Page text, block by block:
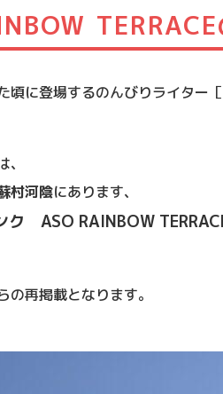
TERRACE
頃に登場するのんびりライター［
村河陰にあります、
ク ASO RAINBOW
の再掲載となります。